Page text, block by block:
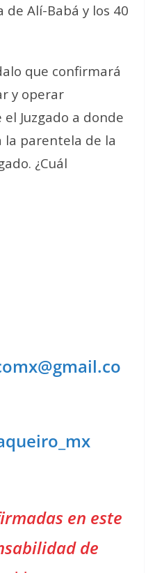
de Alí-Babá y los 40
que confirmará
y operar
Juzgado a donde
parentela de la
¿Cuál
en este
de